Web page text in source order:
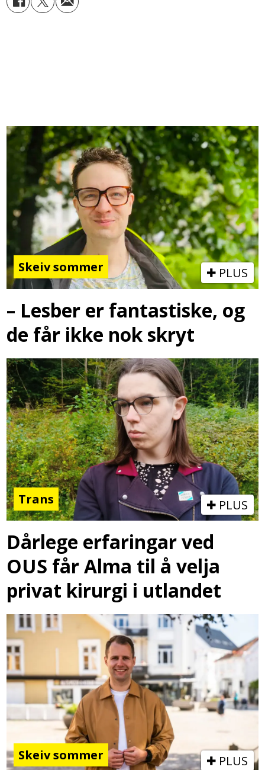
Skeiv sommer PLUS
– Lesber er fantastiske, og
de får ikke nok skryt
Trans PLUS
Dårlege erfaringar ved
OUS får Alma til å velja
privat kirurgi i utlandet
Skeiv sommer PLUS